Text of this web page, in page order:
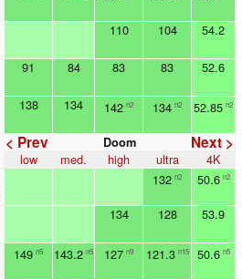
110 104 54.2
91 84 83 83 52.6
138 134 142 n2 134 n2 52.85 n2
< Prev Next >
Doom
low med. high ultra
4K
132 n2 50.6 n2
134 128 53.9
149 n5 143.2 n5 127 n9 121.3 n15 50.6 n5